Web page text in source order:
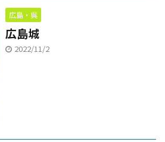
広島・呉
広島城
2022/11/2